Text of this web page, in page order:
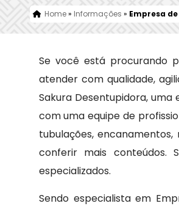
Home» Informações » Empresa
Se você está procurando
atender com qualidade,
Sakura Desentupidora,
com uma equipe de
tubulações,
conferir mais
especializados.
Sendo especialista em